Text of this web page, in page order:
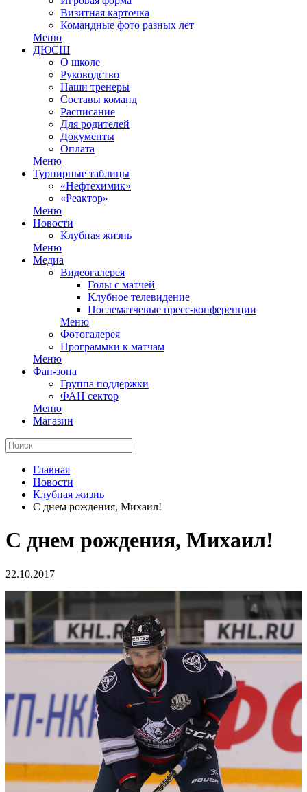
Визитная карточка
Командные фото разных лет
Меню
ДЮСШ
О школе
Руководство
Наши тренеры
Составы команд
Расписание
Для родителей
Документы
Оплата
Меню
Турнирные таблицы
«Нефтехимик»
«Реактор»
Меню
Новости
Клубная жизнь
Меню
Медиа
Видеогалерея
Голы с матчей
Клубное телевидение
Послематчевые пресс-конференции
Меню
Фотогалерея
Программки к матчам
Меню
Фан-зона
Группа поддержки
ФАН сектор
Меню
Магазин
Главная
Новости
Клубная жизнь
С днем рождения, Михаил!
С днем рождения, Михаил!
22.10.2017